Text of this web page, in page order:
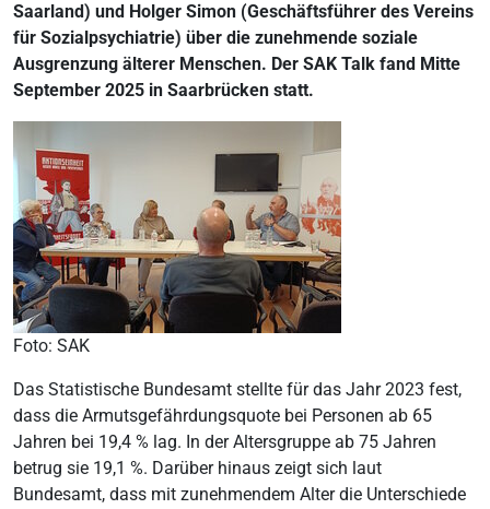
Saarland) und Holger Simon (Geschäftsführer des Vereins
für Sozialpsychiatrie) über die zunehmende soziale
Ausgrenzung älterer Menschen. Der SAK Talk fand Mitte
September 2025 in Saarbrücken statt.
Foto: SAK
Das Statistische Bundesamt stellte für das Jahr 2023 fest,
dass die Armutsgefährdungsquote bei Personen ab 65
Jahren bei 19,4 % lag. In der Altersgruppe ab 75 Jahren
betrug sie 19,1 %. Darüber hinaus zeigt sich laut
Bundesamt, dass mit zunehmendem Alter die Unterschiede